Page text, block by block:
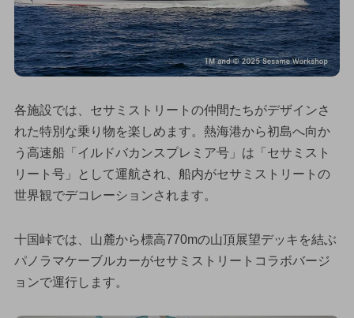
各施設では、セサミストリートの仲間たちがデザインさ
れた特別な乗り物を楽しめます。熱海港から初島へ向か
う高速船「イルドバカンスプレミア号」は「セサミスト
リート号」として運航され、船内がセサミストリートの
世界観でデコレーションされます。
十国峠では、山麓から標高770mの山頂展望デッキを結ぶ
パノラマケーブルカーがセサミストリートコラボバージ
ョンで運行します。